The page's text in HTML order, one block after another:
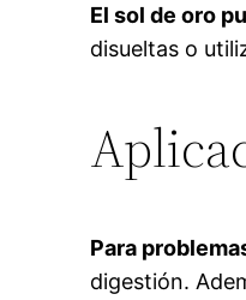
El sol de oro
disueltas o
Para
digestión.